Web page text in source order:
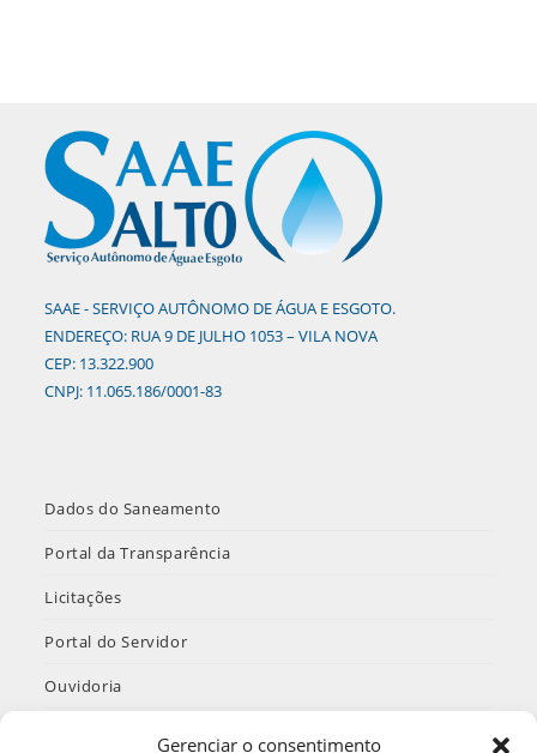
Gerenciar o consentimento
SAAE - SERVIÇO AUTÔNOMO DE ÁGUA E ESGOTO.
ENDEREÇO: RUA 9 DE JULHO 1053 – VILA NOVA
CEP: 13.322.900
CNPJ: 11.065.186/0001-83
Dados do Saneamento
Portal da Transparência
Licitações
Portal do Servidor
Ouvidoria